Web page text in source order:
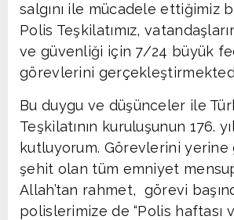
salgını ile mücadele ettiğimiz
Polis Teşkilatımız,
ve güvenliği için 7/24 büyük
görevlerini
Bu duygu ve düşünceler ile
Teşkilatının kuruluşunun 176.
kutluyorum. Görevlerini
şehit olan tüm emniyet
Allah’tan rahmet, görevi
polislerimize de “Polis haftası